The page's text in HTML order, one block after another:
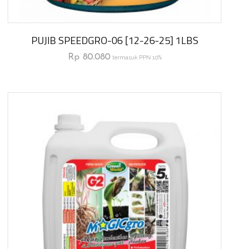
PUJIB SPEEDGRO-06 [12-26-25] 1LBS
Rp 80.080 termasuk PPN 10%